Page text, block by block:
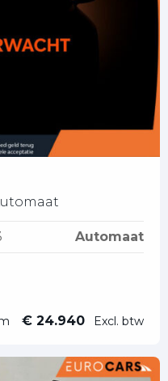
Automaat
€ 24.940 Excl. btw